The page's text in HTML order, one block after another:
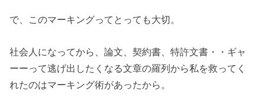
で、このマーキングってとっても大切。
社会人になってから、論文、契約書、特許文書・・ギャ
ーーって逃げ出したくなる文章の羅列から私を救ってく
れたのはマーキング術があったから。